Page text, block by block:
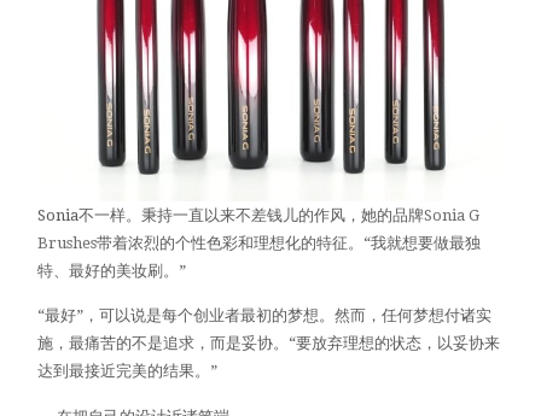
Sonia不一样。秉持一直以来不差钱儿的作风，她的品牌Sonia G
Brushes带着浓烈的个性色彩和理想化的特征。“我就想要做最独
特、最好的美妆刷。”
“最好”，可以说是每个创业者最初的梦想。然而，任何梦想付诸实
施，最痛苦的不是追求，而是妥协。“要放弃理想的状态，以妥协来
达到最接近完美的结果。”